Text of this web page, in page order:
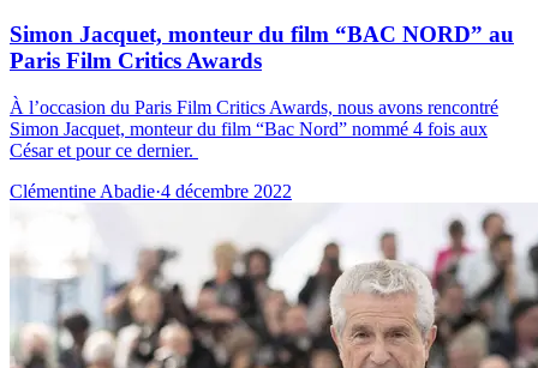
Simon Jacquet, monteur du film “BAC NORD” au
Paris Film Critics Awards
À l’occasion du Paris Film Critics Awards, nous avons rencontré
Simon Jacquet, monteur du film “Bac Nord” nommé 4 fois aux
César et pour ce dernier.
Clémentine Abadie·4 décembre 2022